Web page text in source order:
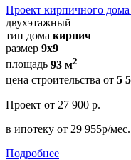
Проект кирпичного
двухэтажный
тип дома кирпич
размер 9х9
площадь 93 м2
цена строительства от 5
Проект от 27 900 р.
в ипотеку от 29 955р/мес.
Подробнее